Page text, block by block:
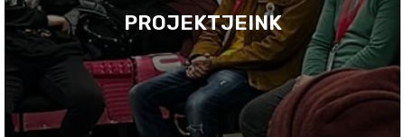
PROJEKTJEINK